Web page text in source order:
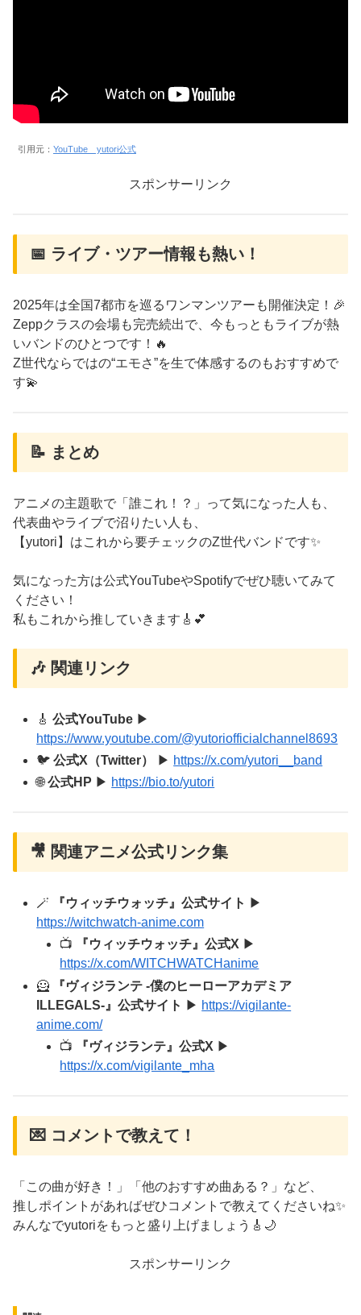
引用元： YouTube yutori公式
スポンサーリンク
📅 ライブ・ツアー情報も熱い！
2025年は全国7都市を巡るワンマンツアーも開催決定！🎉
Zeppクラスの会場も完売続出で、今もっともライブが熱
いバンドのひとつです！🔥
Z世代ならではの“エモさ”を生で体感するのもおすすめで
す💫
📝 まとめ
アニメの主題歌で「誰これ！？」って気になった人も、
代表曲やライブで沼りたい人も、
【yutori】はこれから要チェックのZ世代バンドです✨
気になった方は公式YouTubeやSpotifyでぜひ聴いてみて
ください！
私もこれから推していきます🎸💕
🎶 関連リンク
🎸公式YouTube ▶
https://www.youtube.com/@yutoriofficialchannel8693
🐦公式X（Twitter） ▶ https://x.com/yutori__band
🌐公式HP ▶ https://bio.to/yutori
🎥 関連アニメ公式リンク集
🪄 『ウィッチウォッチ』公式サイト ▶
https://witchwatch-anime.com
📺
『ウィッチウォッチ』公式X ▶
https://x.com/WITCHWATCHanime
🦸
『ヴィジランテ -僕のヒーローアカデミア
ILLEGALS-』公式サイト ▶ https://vigilante-
anime.com/
📺
『ヴィジランテ』公式X ▶
https://x.com/vigilante_mha
💌 コメントで教えて！
「この曲が好き！」「他のおすすめ曲ある？」など、
推しポイントがあればぜひコメントで教えてくださいね✨
みんなでyutoriをもっと盛り上げましょう🎸🌙
スポンサーリンク